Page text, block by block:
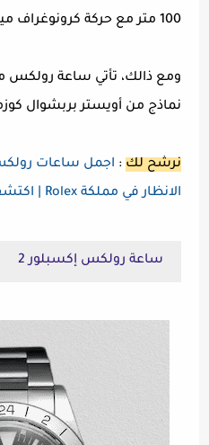
100 متر مع حركة كرونوغراف ميكانيكية تلفت الانتباه.
ومع ذالك، تأتي ساعة رولكس
نماذج من أويستر بربشوال
نرشح لك : اجمل ساعات
الانظار في مملكة Rolex | اكتشف الاسعار
ساعة رولكس إكسبلور 2